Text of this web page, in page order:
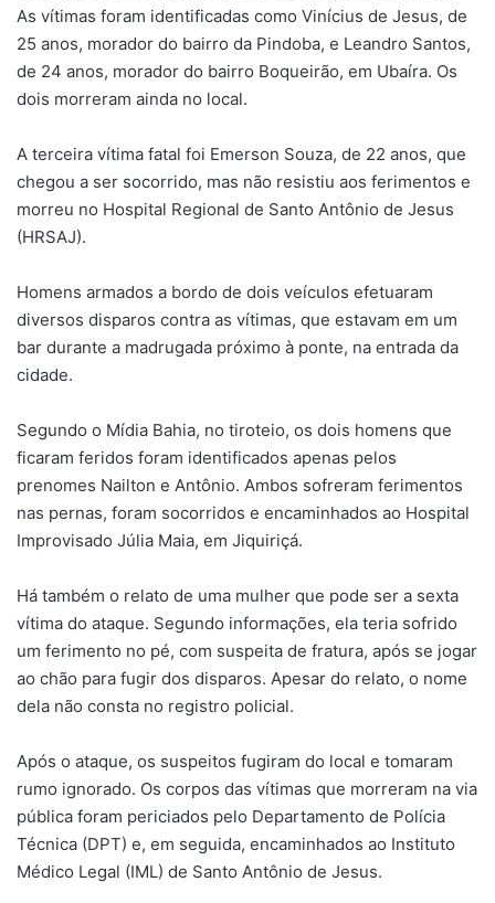
As vítimas foram identificadas como Vinícius de Jesus, de
25 anos, morador do bairro da Pindoba, e Leandro Santos,
de 24 anos, morador do bairro Boqueirão, em Ubaíra. Os
dois morreram ainda no local.
A terceira vítima fatal foi Emerson Souza, de 22 anos, que
chegou a ser socorrido, mas não resistiu aos ferimentos e
morreu no Hospital Regional de Santo Antônio de Jesus
(HRSAJ).
Homens armados a bordo de dois veículos efetuaram
diversos disparos contra as vítimas, que estavam em um
bar durante a madrugada próximo à ponte, na entrada da
cidade.
Segundo o Mídia Bahia, no tiroteio, os dois homens que
ficaram feridos foram identificados apenas pelos
prenomes Nailton e Antônio. Ambos sofreram ferimentos
nas pernas, foram socorridos e encaminhados ao Hospital
Improvisado Júlia Maia, em Jiquiriçá.
Há também o relato de uma mulher que pode ser a sexta
vítima do ataque. Segundo informações, ela teria sofrido
um ferimento no pé, com suspeita de fratura, após se jogar
ao chão para fugir dos disparos. Apesar do relato, o nome
dela não consta no registro policial.
Após o ataque, os suspeitos fugiram do local e tomaram
rumo ignorado. Os corpos das vítimas que morreram na via
pública foram periciados pelo Departamento de Polícia
Técnica (DPT) e, em seguida, encaminhados ao Instituto
Médico Legal (IML) de Santo Antônio de Jesus.